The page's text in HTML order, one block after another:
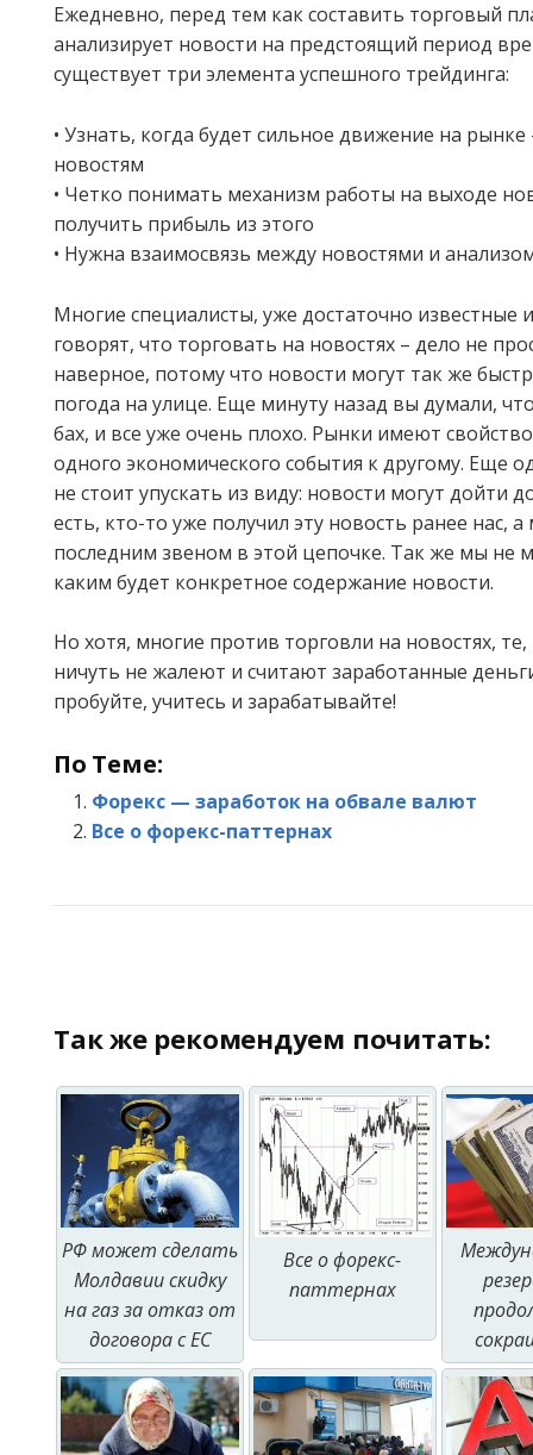
Ежедневно, перед тем как составить торговый
анализирует новости на предстоящий период
существует три элемента успешного трейдинга:
• Узнать, когда будет сильное движение на рынке
новостям
• Четко понимать механизм работы на выходе
получить прибыль из этого
• Нужна взаимосвязь между новостями и
Многие специалисты, уже достаточно известные
говорят, что торговать на новостях – дело не
наверное, потому что новости могут так же
погода на улице. Еще минуту назад вы думали,
бах, и все уже очень плохо. Рынки имеют
одного экономического события к другому. Еще
не стоит упускать из виду: новости могут дойти
есть, кто-то уже получил эту новость ранее нас,
последним звеном в этой цепочке. Так же мы не
каким будет конкретное содержание новости.
Но хотя, многие против торговли на новостях,
ничуть не жалеют и считают заработанные
пробуйте, учитесь и зарабатывайте!
По Теме:
Форекс — заработок на обвале валют
Все о форекс-паттернах
Так же рекомендуем почитать:
РФ может сделать
Молдавии скидку
на газ за отказ от
договора с ЕС
Все о форекс-
паттернах